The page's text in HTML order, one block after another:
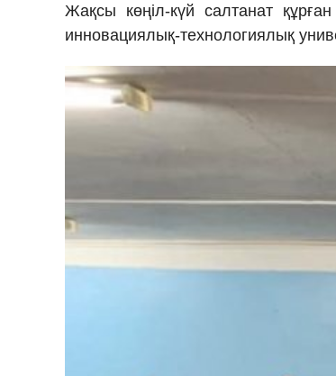
Жақсы көңіл-күй салтанат
инновациялық-технологиялық